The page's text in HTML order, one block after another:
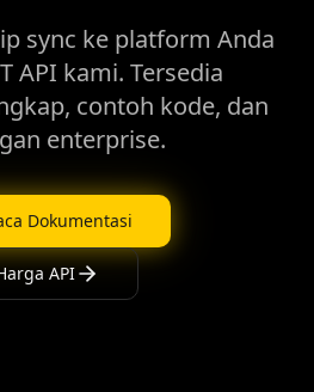
sync ke platform Anda
API kami. Tersedia
contoh kode, dan
enterprise.
Dokumentasi
API